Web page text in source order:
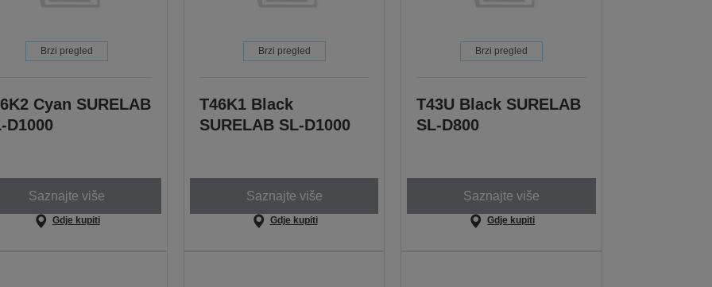
Brzi pregled
Cyan SURELAB
D1000
Saznajte više
Gdje kupiti
Brzi pregled
T46K1 Black
SURELAB SL-D1000
Saznajte više
Gdje kupiti
Brzi pregled
T43U Black SURELAB
SL-D800
Saznajte više
Gdje kupiti